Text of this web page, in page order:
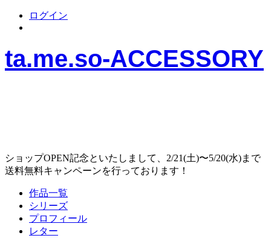
ログイン
ta.me.so-ACCESSORY
ショップOPEN記念といたしまして、2/21(土)〜5/20(水)まで
送料無料キャンペーンを行っております！
作品一覧
シリーズ
プロフィール
レター